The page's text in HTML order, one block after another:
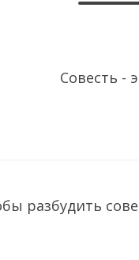
Совесть -
разбудить